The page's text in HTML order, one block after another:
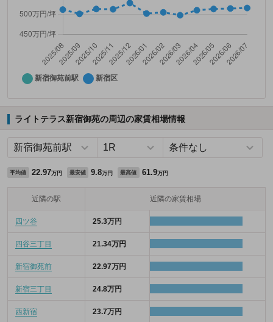
ライトテラス新宿御苑の周辺の家賃相場情報
平均値 22.97万円 最安値 9.8万円 最高値 61.9万円
近隣の駅 近隣の家賃相場
四ツ谷 25.3万円
四谷三丁目 21.34万円
新宿御苑前 22.97万円
新宿三丁目 24.8万円
西新宿 23.7万円